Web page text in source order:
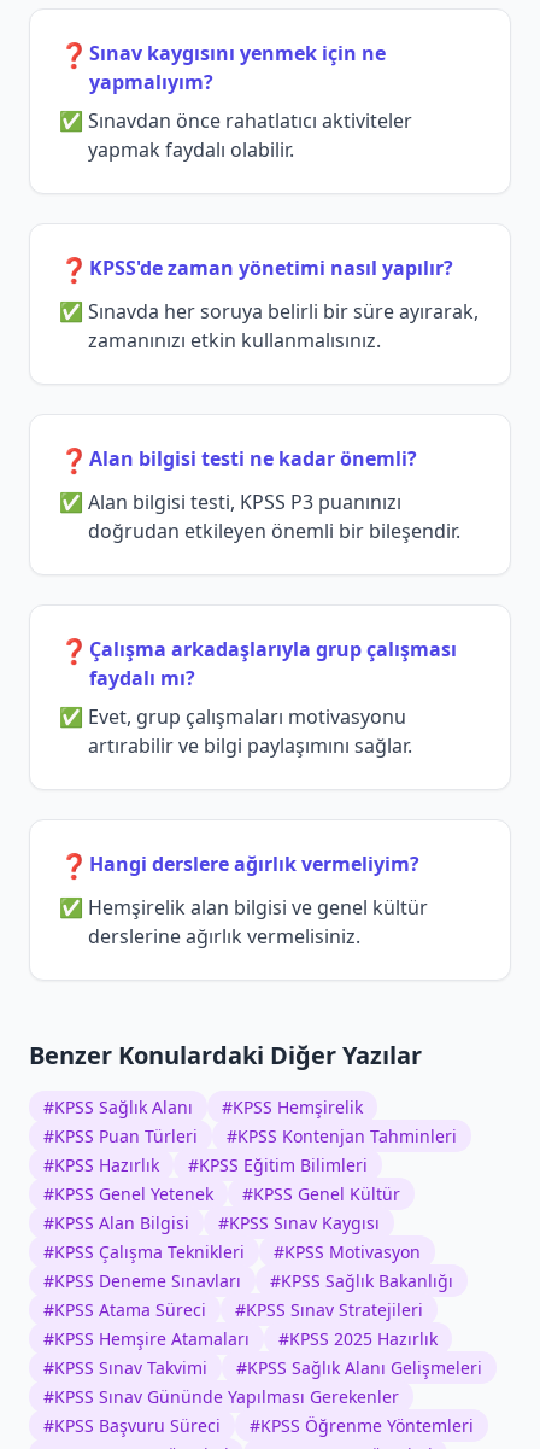
❓ Sınav kaygısını yenmek için ne
yapmalıyım?
Sınavdan önce rahatlatıcı aktiviteler
yapmak faydalı olabilir.
❓ KPSS'de zaman yönetimi nasıl yapılır?
Sınavda her soruya belirli bir süre ayırarak,
zamanınızı etkin kullanmalısınız.
❓ Alan bilgisi testi ne kadar önemli?
Alan bilgisi testi, KPSS P3 puanınızı
doğrudan etkileyen önemli bir bileşendir.
❓ Çalışma arkadaşlarıyla grup çalışması
faydalı mı?
Evet, grup çalışmaları motivasyonu
artırabilir ve bilgi paylaşımını sağlar.
❓ Hangi derslere ağırlık vermeliyim?
Hemşirelik alan bilgisi ve genel kültür
derslerine ağırlık vermelisiniz.
Benzer Konulardaki Diğer Yazılar
#KPSS Sağlık Alanı #KPSS Hemşirelik
#KPSS Puan Türleri #KPSS Kontenjan Tahminleri
#KPSS Hazırlık #KPSS Eğitim Bilimleri
#KPSS Genel Yetenek #KPSS Genel Kültür
#KPSS Alan Bilgisi #KPSS Sınav Kaygısı
#KPSS Çalışma Teknikleri #KPSS Motivasyon
#KPSS Deneme Sınavları #KPSS Sağlık Bakanlığı
#KPSS Atama Süreci #KPSS Sınav Stratejileri
#KPSS Hemşire Atamaları #KPSS 2025 Hazırlık
#KPSS Sınav Takvimi #KPSS Sağlık Alanı Gelişmeleri
#KPSS Sınav Gününde Yapılması Gerekenler
#KPSS Başvuru Süreci #KPSS Öğrenme Yöntemleri